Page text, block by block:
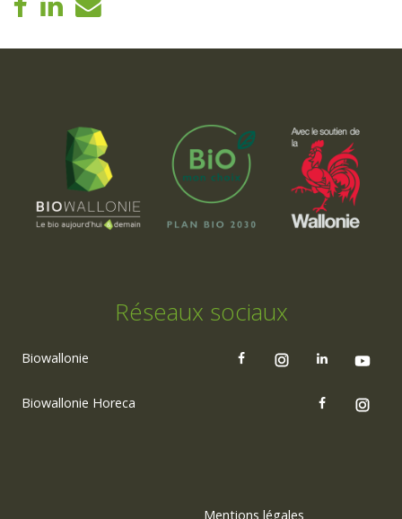
Réseaux sociaux
Biowallonie
Biowallonie Horeca
Mentions légales